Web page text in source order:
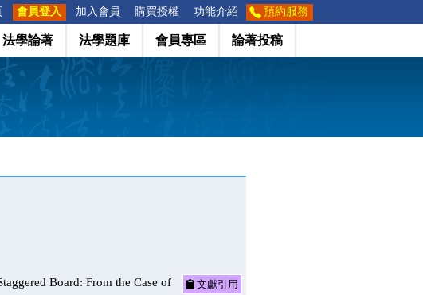
會員登入 加入會員 購買授權 功能介紹 預約服務
法學論著 法學題庫 會員專區 論著投稿
Board: From the Case of
文獻引用